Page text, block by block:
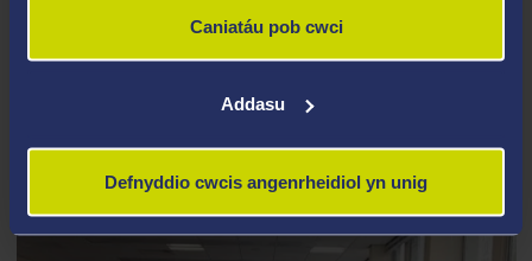
Caniatáu pob cwci
Addasu
Defnyddio cwcis angenrheidiol yn unig